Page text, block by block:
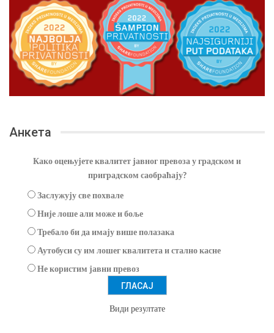
Анкета
Како оцењујете квалитет јавног превоза у градском и
приградском саобраћају?
Заслужују све похвале
Није лоше али може и боље
Требало би да имају више полазака
Аутобуси су им лошег квалитета и стално касне
Не користим јавни превоз
Види резултате